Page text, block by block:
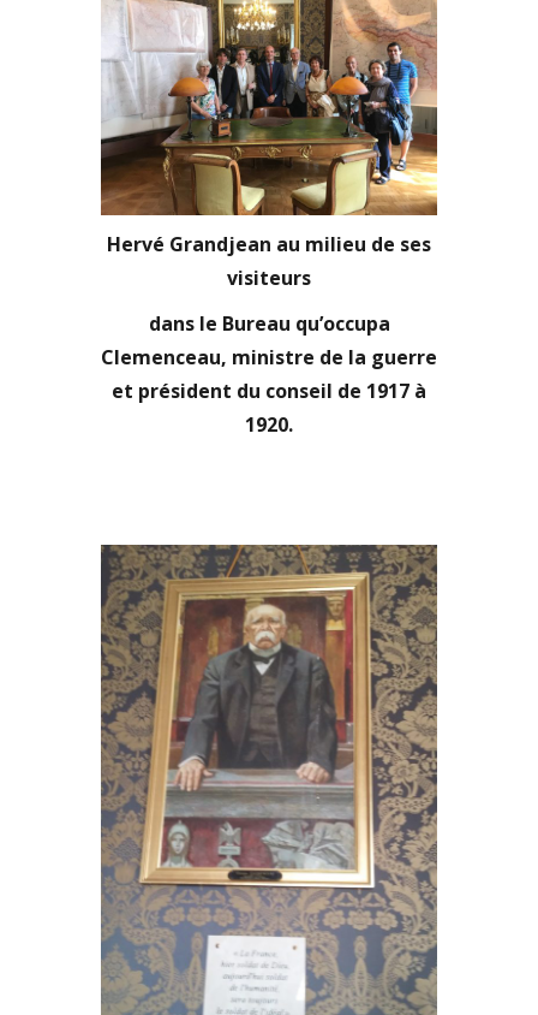
Hervé Grandjean au milieu de ses
visiteurs
dans le Bureau qu’occupa
Clemenceau, ministre de la guerre
et président du conseil de 1917 à
1920.